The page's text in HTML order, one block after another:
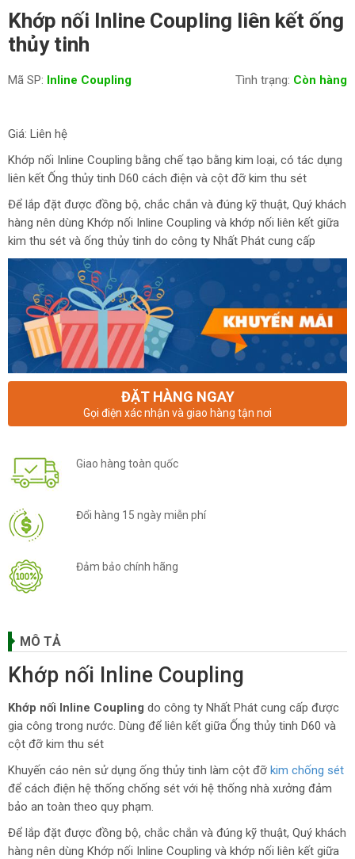
Khớp nối Inline Coupling liên kết ống
thủy tinh
Mã SP: Inline Coupling Tình trạng: Còn hàng
Giá: Liên hệ
Khớp nối Inline Coupling bằng chế tạo bằng kim loại, có tác dụng
liên kết Ống thủy tinh D60 cách điện và cột đỡ kim thu sét
Để lắp đặt được đồng bộ, chắc chắn và đúng kỹ thuật, Quý khách
hàng nên dùng Khớp nối Inline Coupling và khớp nối liên kết giữa
kim thu sét và ống thủy tinh do công ty Nhất Phát cung cấp
ĐẶT HÀNG NGAY
Gọi điện xác nhận và giao hàng tận nơi
Giao hàng toàn quốc
Đổi hàng 15 ngày miễn phí
Đảm bảo chính hãng
MÔ TẢ
Khớp nối Inline Coupling
Khớp nối Inline Coupling do công ty Nhất Phát cung cấp được
gia công trong nước. Dùng để liên kết giữa Ống thủy tinh D60 và
cột đỡ kim thu sét
Khuyến cáo nên sử dụng ống thủy tinh làm cột đỡ kim chống sét
để cách điện hệ thống chống sét với hệ thống nhà xưởng đảm
bảo an toàn theo quy phạm.
Để lắp đặt được đồng bộ, chắc chắn và đúng kỹ thuật, Quý khách
hàng nên dùng Khớp nối Inline Coupling và khớp nối liên kết giữa